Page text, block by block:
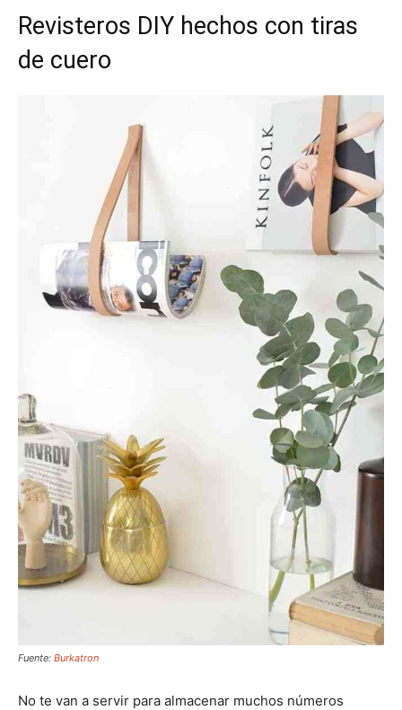
Revisteros DIY hechos con tiras
de cuero
Fuente: Burkatron
No te van a servir para almacenar muchos números